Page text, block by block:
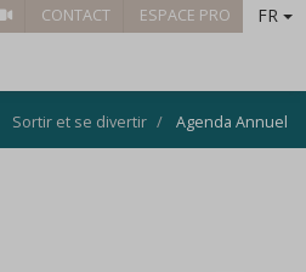
CONTACT ESPACE PRO FR
Sortir et se divertir Agenda Annuel